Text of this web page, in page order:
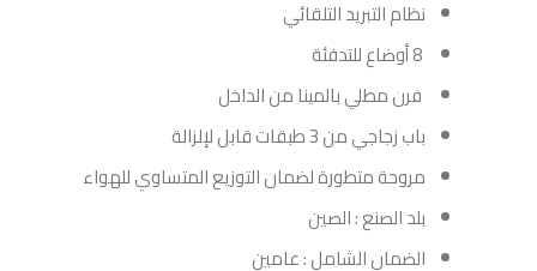
نظام التبريد التلقائي
فرن مطلي بالمينا من الداخل
باب زجاجي من 3 طبقات قابل لإلزالة
مروحة متطورة لضمان التوزيع المتساوي للهواء
بلد الصنع : الصين
الضمان الشامل : عامين